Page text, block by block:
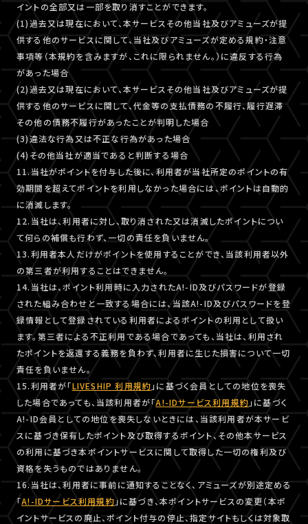
イントの全部又は一部を取り消すことができます。
(1)過去又は現在において、本サービスその他当社及びアミューズが提
供する他のサービスに関して、当社及びアミューズが定める規約・注意
事項等（本規約を含みますが、これに限られません。）に違反する行為
があった場合
(2)過去又は現在において、本サービスその他当社及びアミューズが提
供する他のサービスに関して、代金等の支払債務の不履行、履行遅滞
その他の債務不履行があったことが判明した場合
(3)違法な行為又は不正な行為があった場合
(4)その他当社が適当であると判断する場合
11.当社がポイントを付与した後に、利用者が当社所定のポイントの有
効期間を超えてポイントを利用しなかった場合には、ポイントは自動的
に消滅します。
12.当社は、利用者に対し、取り消された又は消滅したポイントについ
て何らの補償も行わず、一切の責任を負いません。
13.利用者本人だけがポイントを使用することができ、当該利用者以外
の第三者が利用することはできません。
14.当社は、ポイント利用時に入力されたA!-ID及びパスワードが登録
された組み合わせと一致する場合には、当該A!-ID及びパスワードを登
録情報として登録されている利用者によるポイントの利用として扱い
ます。第三者による不正利用である場合であっても、当社は、利用され
たポイントを返還する義務を負わず、利用者に生じた損害について一切
責任を負いません。
15.利用者が「LIVESHIP 利用規約 」に基づく会員としての地位を喪失
した場合であっても、当該利用者が「A!-IDサービス利用規約 」に基づく
A!-ID会員としての地位を喪失しないときには、当該利用者が本サービ
スに基づき保有したポイント及び取得するポイント、その他本サービス
の利用に基づき本ポイントサービスに関して取得した一切の権利及び
資格を失うものではありません。
16.当社は、利用者に事前に通知することなく、アミューズが別途定める
「A!-IDサービス利用規約」に基づき、本ポイントサービスの変更（本ポ
イントサービスの廃止、ポイント付与の停止、指定サイトもしくは対象取